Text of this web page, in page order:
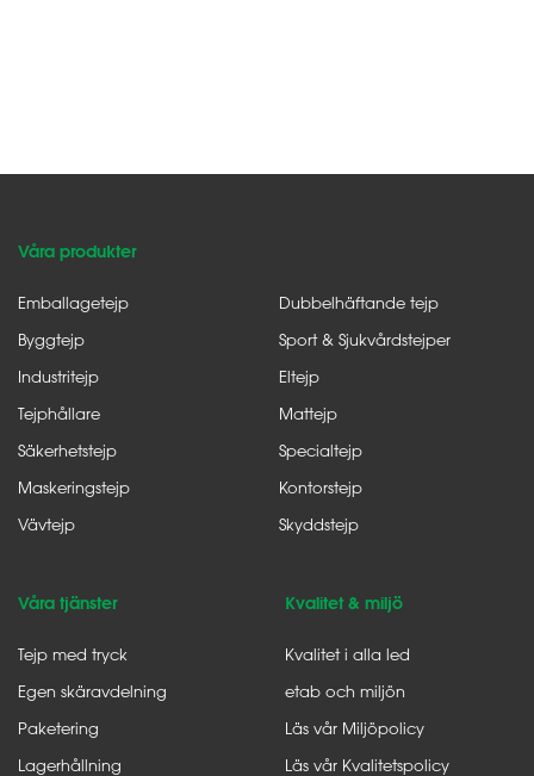
Våra produkter
Emballagetejp
Byggtejp
Industritejp
Tejphållare
Säkerhetstejp
Maskeringstejp
Vävtejp
Dubbelhäftande tejp
Sport & Sjukvårdstejper
Eltejp
Mattejp
Specialtejp
Kontorstejp
Skyddstejp
Våra tjänster
Tejp med tryck
Egen skäravdelning
Paketering
Lagerhållning
Kvalitet & miljö
Kvalitet i alla led
etab och miljön
Läs vår Miljöpolicy
Läs vår Kvalitetspolicy